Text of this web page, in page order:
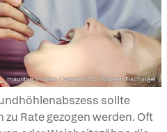
mauritius images / Westend61 / Mareen Fischinger
sollte
Rate gezogen werden. Oft